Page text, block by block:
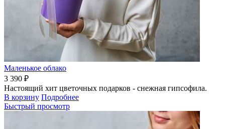
Маленькое облако
3 390 ₽
Настоящий хит цветочных подарков - снежная гипсофила.
В корзину Подробнее
Быстрый просмотр